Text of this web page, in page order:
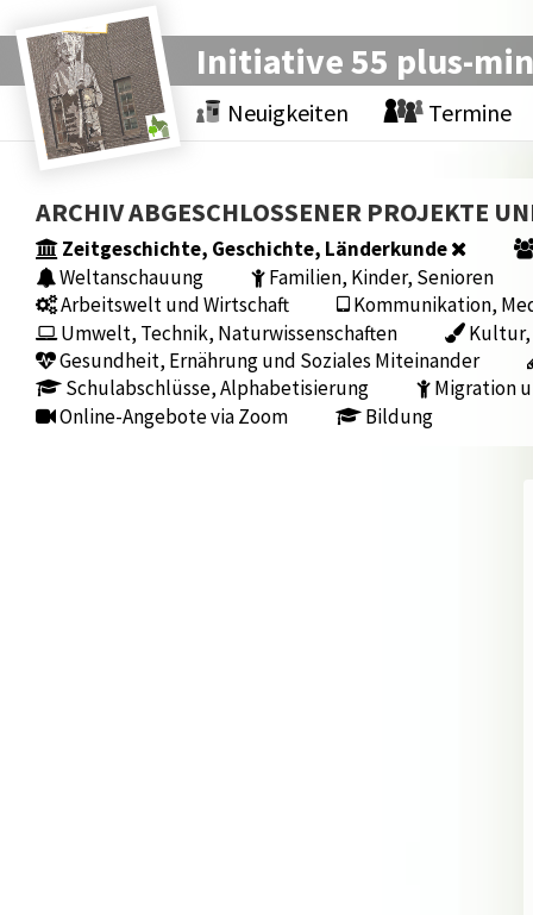
Initiative 55 plus-
Neuigkeiten Termine
ARCHIV ABGESCHLOSSENER PROJEKTE
Zeitgeschichte, Geschichte, Länderkunde
Weltanschauung
Familien, Kinder, Senioren
Arbeitswelt und Wirtschaft
Kommunikation,
Umwelt, Technik, Naturwissenschaften
Kultur,
Gesundheit, Ernährung und Soziales Miteinander
Schulabschlüsse, Alphabetisierung
Migration
Online-Angebote via Zoom
Bildung